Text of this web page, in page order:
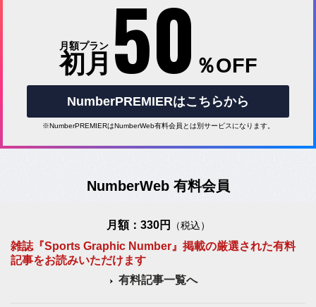
月額プラン
初月 50 ％OFF
NumberPREMIERはこちらから
※NumberPREMIERはNumberWeb有料会員とは別サービスになります。
NumberWeb 有料会員
月額：330円 （税込）
雑誌『Sports Graphic Number』掲載の厳選された有料
記事をお読みいただけます
有料記事一覧へ